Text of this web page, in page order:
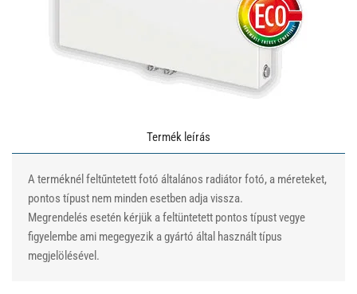
Termék leírás
A terméknél feltűntetett fotó általános radiátor fotó, a méreteket,
pontos típust nem minden esetben adja vissza.
Megrendelés esetén kérjük a feltüntetett pontos típust vegye
figyelembe ami megegyezik a gyártó által használt típus
megjelölésével.